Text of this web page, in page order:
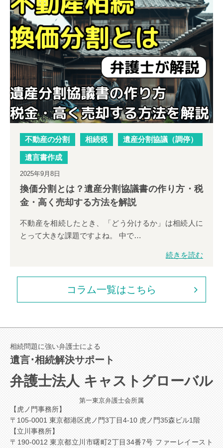
不動産の名義変更
相続税に関して知りたい
相続税
不動産の分割 相続税 遺産分割協議（調停）
遺言書作成
2025年9月8日
換価分割とは？遺産分割協議書の作り方・税
金・高く売却する方法を解説
不動産を相続したとき、「どう分けるか」は相続人に
とって大きな課題ですよね。 中で…
続きを読む
コラム一覧はこちら
相続問題に強い弁護士による
遺言･相続解決サポート
弁護士法人 キャストグローバル
第一東京弁護士会所属
【虎ノ門事務所】
〒105-0001 東京都港区虎ノ門3丁目4-10 虎ノ門35森ビル1階
【立川事務所】
〒190-0012 東京都立川市曙町2丁目34番7号 ファーレイースト